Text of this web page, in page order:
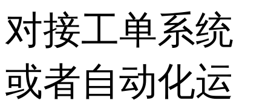
对接工单系统
或者自动化运